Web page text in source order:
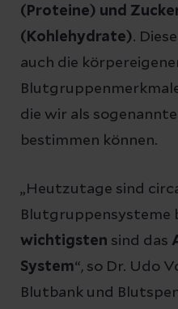
(Proteine) und
(Kohlehydrate).
auch die
die wir als
bestimmen können.
„Heutzutage sind
Blutgruppensysteme
wichtigsten sind das
System“, so Dr. Udo
Blutbank und